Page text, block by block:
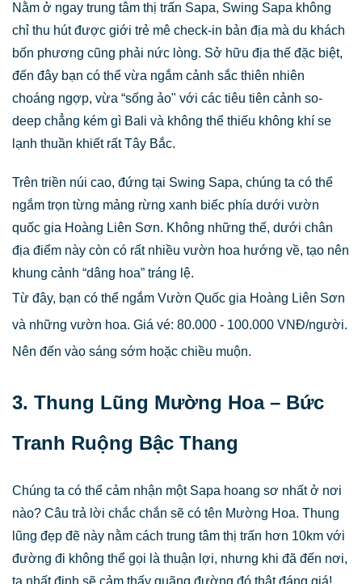
Nằm ở ngay trung tâm thị trấn Sapa, Swing Sapa không
chỉ thu hút được giới trẻ mê check-in bản địa mà du khách
bốn phương cũng phải nức lòng. Sở hữu địa thế đặc biệt,
đến đây bạn có thể vừa ngắm cảnh sắc thiên nhiên
choáng ngợp, vừa “sống ảo" với các tiêu tiên cảnh so-
deep chẳng kém gì Bali và không thể thiếu không khí se
lạnh thuần khiết rất Tây Bắc.
Trên triền núi cao, đứng tại Swing Sapa, chúng ta có thể
ngắm trọn từng mảng rừng xanh biếc phía dưới vườn
quốc gia Hoàng Liên Sơn. Không những thế, dưới chân
địa điểm này còn có rất nhiều vườn hoa hướng về, tạo nên
khung cảnh “dâng hoa” tráng lệ.
Từ đây, bạn có thể ngắm Vườn Quốc gia Hoàng Liên Sơn
và những vườn hoa. Giá vé: 80.000 - 100.000 VNĐ/người.
Nên đến vào sáng sớm hoặc chiều muộn.
3. Thung Lũng Mường Hoa – Bức
Tranh Ruộng Bậc Thang
Chúng ta có thể cảm nhận một Sapa hoang sơ nhất ở nơi
nào? Câu trả lời chắc chắn sẽ có tên Mường Hoa. Thung
lũng đẹp đẽ này nằm cách trung tâm thị trấn hơn 10km với
đường đi không thể gọi là thuận lợi, nhưng khi đã đến nơi,
ta nhất định sẽ cảm thấy quãng đường đó thật đáng giá!